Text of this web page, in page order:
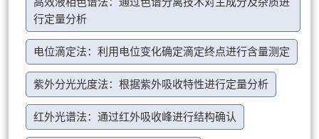
行定量分析
电位滴定法：利用电位变化确定滴定终点进行含量测定
紫外分光光度法：根据紫外吸收特性进行定量分析
红外光谱法：通过红外吸收峰进行结构确认